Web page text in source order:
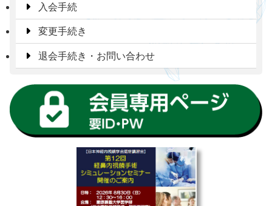
入会手続
変更手続き
退会手続き・お問い合わせ